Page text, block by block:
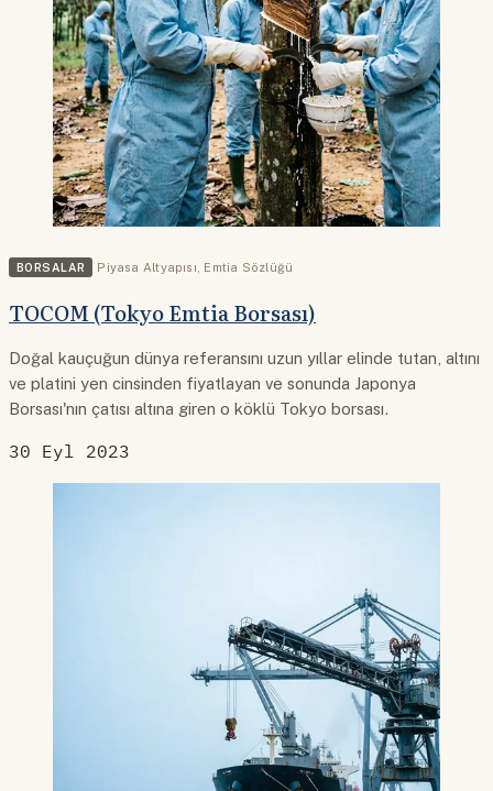
BORSALAR Piyasa Altyapısı, Emtia Sözlüğü
TOCOM (Tokyo Emtia Borsası)
Doğal kauçuğun dünya referansını uzun yıllar elinde tutan, altını
ve platini yen cinsinden fiyatlayan ve sonunda Japonya
Borsası'nın çatısı altına giren o köklü Tokyo borsası.
30 Eyl 2023